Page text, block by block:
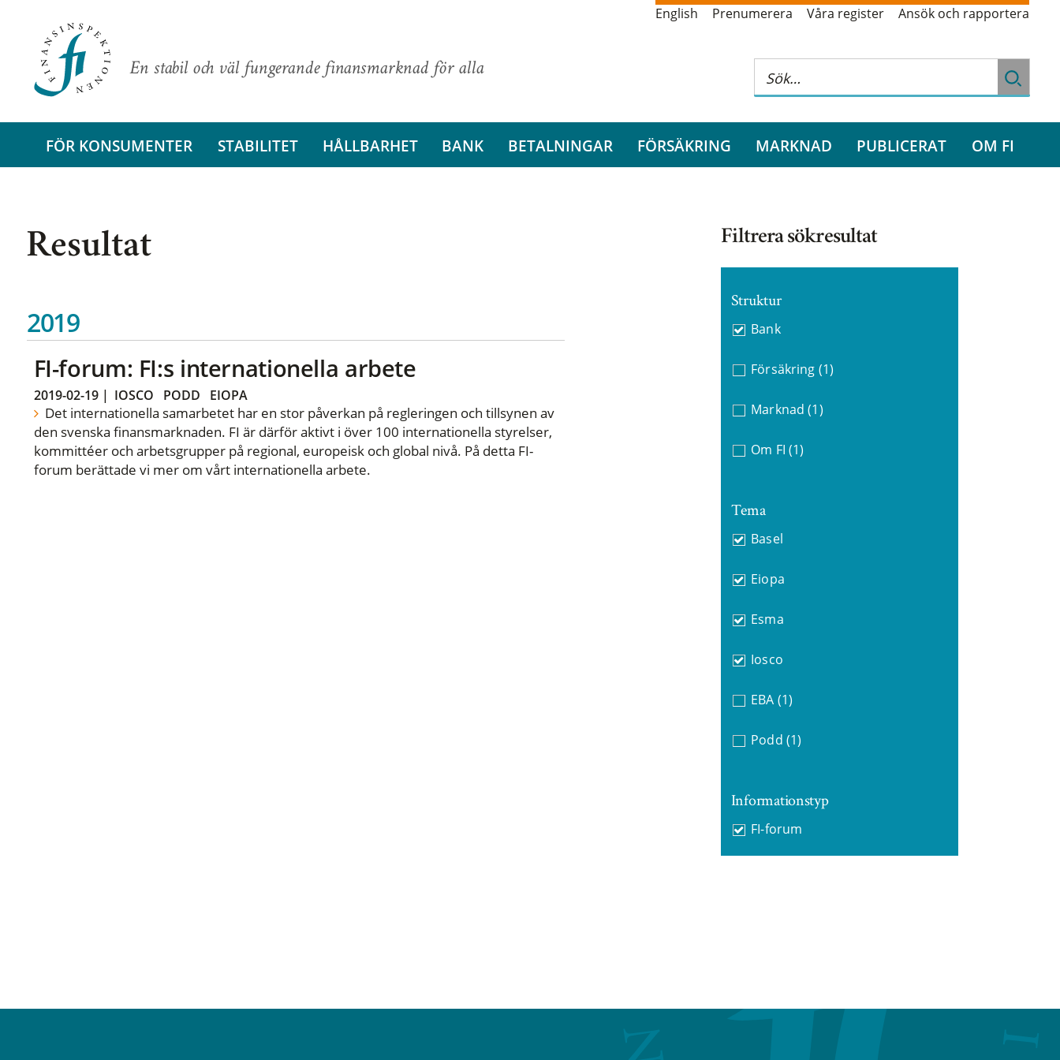
En stabil och väl fungerande finansmarknad för alla
English Prenumerera Våra register Ansök och rapportera
FÖR KONSUMENTER STABILITET HÅLLBARHET BANK BETALNINGAR FÖRSÄKRING MARKNAD PUBLICERAT OM FI
Resultat
2019
FI-forum: FI:s internationella arbete
2019-02-19| IOSCO PODD EIOPA
Det internationella samarbetet har en stor påverkan på regleringen och tillsynen av
den svenska finansmarknaden. FI är därför aktivt i över 100 internationella styrelser,
kommittéer och arbetsgrupper på regional, europeisk och global nivå. På detta FI-
forum berättade vi mer om vårt internationella arbete.
Filtrera sökresultat
Struktur
Bank
Försäkring (1)
Marknad (1)
Om FI (1)
Tema
Basel
Eiopa
Esma
Iosco
EBA (1)
Podd (1)
Informationstyp
FI-forum